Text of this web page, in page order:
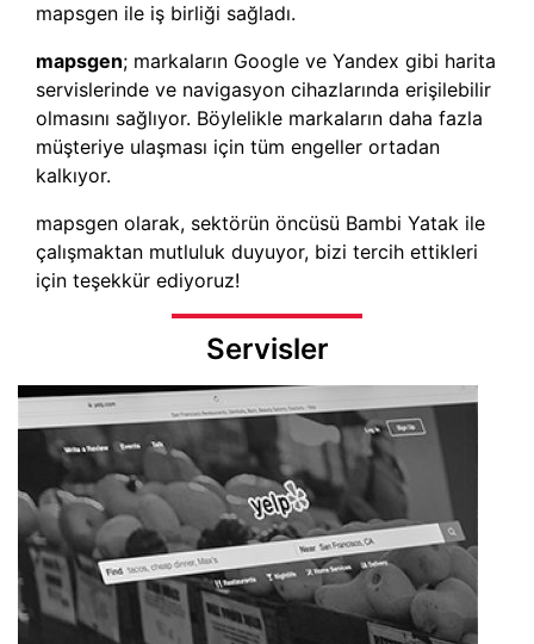
Servisler
mapsgen ile iş birliği sağladı.
mapsgen; markaların Google ve Yandex gibi harita
servislerinde ve navigasyon cihazlarında erişilebilir
olmasını sağlıyor. Böylelikle markaların daha fazla
müşteriye ulaşması için tüm engeller ortadan
kalkıyor.
mapsgen olarak, sektörün öncüsü Bambi Yatak ile
çalışmaktan mutluluk duyuyor, bizi tercih ettikleri
için teşekkür ediyoruz!